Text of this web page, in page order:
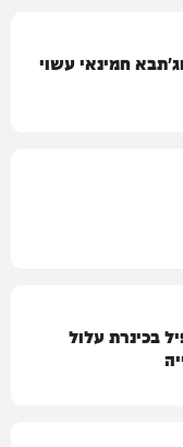
חמינאי עשוי
בכינרת עלול